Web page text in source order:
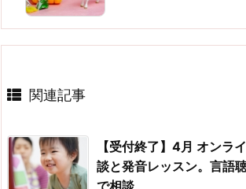
関連記事
【受付終了】4月 オンラ
談と発音レッスン。言語